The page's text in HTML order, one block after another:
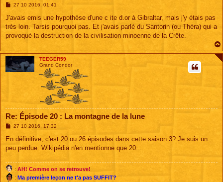
M
s
a
g
27 10 2016, 01:41
J'avais emis une hypothèse d'une c ite d.or à Gibraltar, mais j'y étais pas
très loin. Tarsis pourquoi pas. Et j'avais parlé du Santorin (ou Théra) qui a
provoqué la destruction de la civilisation minoenne de la Crête.
TEEGER59
Grand Condor
Re: Épisode 20 : La montagne de la lune
M
s
a
27 10 2016, 17:32
En définitive, c'est 20 ou 26 épisodes dans cette saison 3? Je suis un
peu perdue. Wikipédia n'en mentionne que 20...
: AH! Comme on se retrouve!
: Ma première leçon ne t'a pas SUFFIT?